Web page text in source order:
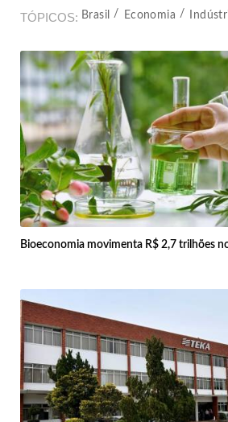
TÓPICOS Brasil Economia
Bioeconomia movimenta R$ 2,7 trilhões